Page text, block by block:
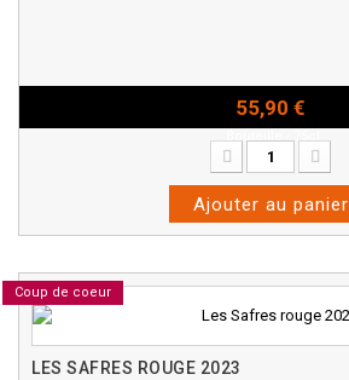
55,90 €
Ajouter au panier
Coup de coeur
LES SAFRES ROUGE 2023